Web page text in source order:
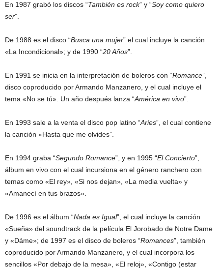
En 1987 grabó los discos “También es rock” y “Soy como quiero
ser”.
De 1988 es el disco “Busca una mujer” el cual incluye la canción
«La Incondicional»; y de 1990 “20 Años”.
En 1991 se inicia en la interpretación de boleros con “Romance”,
disco coproducido por Armando Manzanero, y el cual incluye el
tema «No se tú». Un año después lanza “América en vivo”.
En 1993 sale a la venta el disco pop latino “Aries”, el cual contiene
la canción «Hasta que me olvides”.
En 1994 graba “Segundo Romance”, y en 1995 “El Concierto”,
álbum en vivo con el cual incursiona en el género ranchero con
temas como «El rey», «Si nos dejan», «La media vuelta» y
«Amanecí en tus brazos».
De 1996 es el álbum “Nada es Igual”, el cual incluye la canción
«Sueña» del soundtrack de la película El Jorobado de Notre Dame
y «Dáme»; de 1997 es el disco de boleros “Romances”, también
coproducido por Armando Manzanero, y el cual incorpora los
sencillos «Por debajo de la mesa», «El reloj», «Contigo (estar